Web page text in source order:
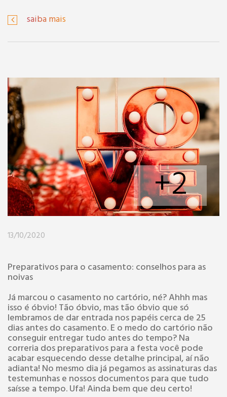
saiba mais
+2
13/10/2020
Preparativos para o casamento: conselhos para as
noivas
Já marcou o casamento no cartório, né? Ahhh mas
isso é óbvio! Tão óbvio, mas tão óbvio que só
lembramos de dar entrada nos papéis cerca de 25
dias antes do casamento. E o medo do cartório não
conseguir entregar tudo antes do tempo? Na
correria dos preparativos para a festa você pode
acabar esquecendo desse detalhe principal, aí não
adianta! No mesmo dia já pegamos as assinaturas das
testemunhas e nossos documentos para que tudo
saísse a tempo. Ufa! Ainda bem que deu certo!